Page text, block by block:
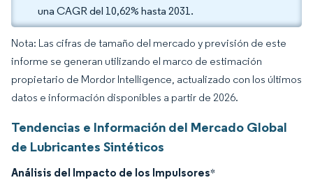
una CAGR del 10,62% hasta 2031.
Nota: Las cifras de tamaño del mercado y previsión de este
informe se generan utilizando el marco de estimación
propietario de Mordor Intelligence, actualizado con los últimos
datos e información disponibles a partir de 2026.
Tendencias e Información del Mercado Global
de Lubricantes Sintéticos
Análisis del Impacto de los Impulsores*